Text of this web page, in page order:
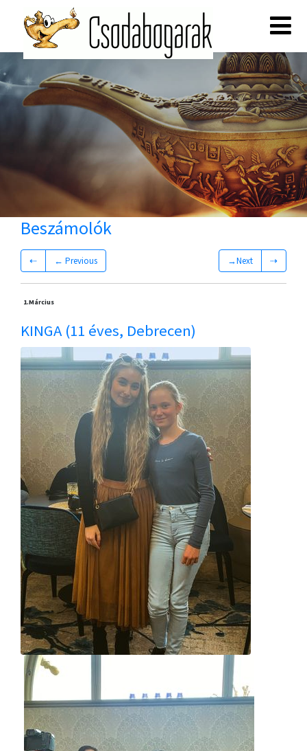
Beszámolók
⇠ ← Previous →Next ⇢
1.Március
KINGA (11 éves, Debrecen)